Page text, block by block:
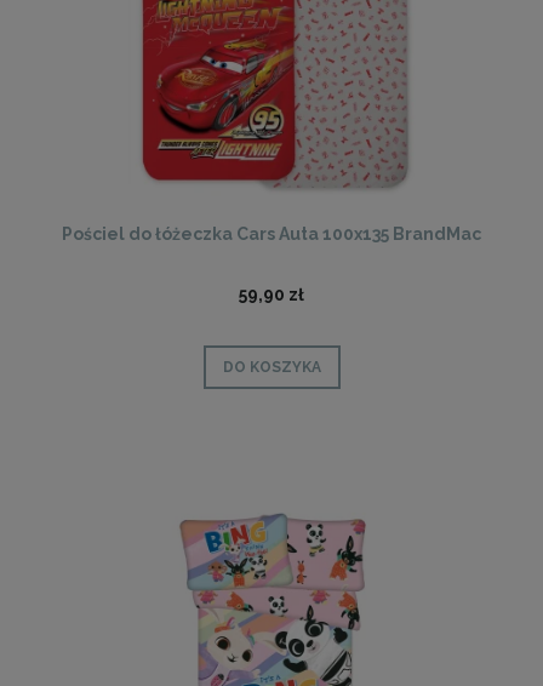
Pościel do łóżeczka Cars Auta 100x135 BrandMac
59,90 zł
DO KOSZYKA